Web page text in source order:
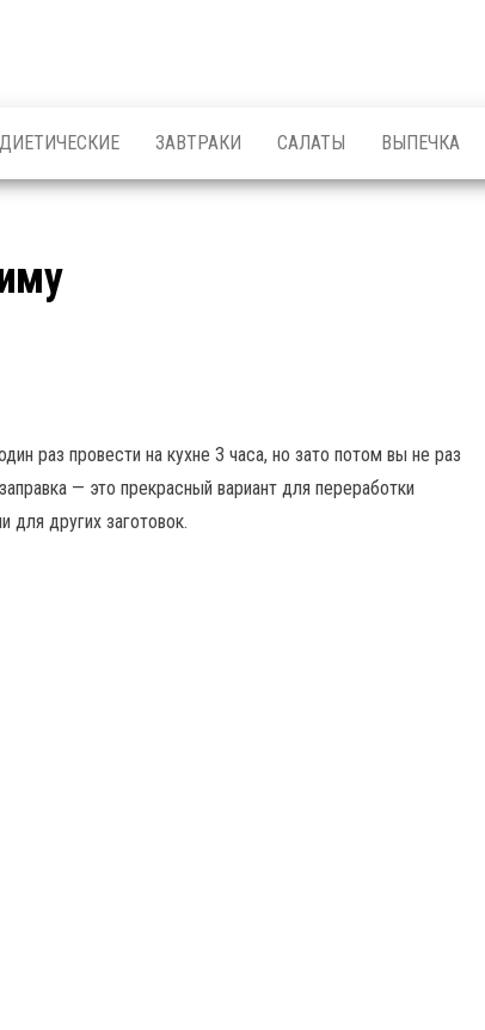
ДИЕТИЧЕСКИЕ ЗАВТРАКИ САЛАТЫ ВЫПЕЧКА
раз провести на кухне 3 часа, но зато потом вы не раз
— это прекрасный вариант для переработки
других заготовок.